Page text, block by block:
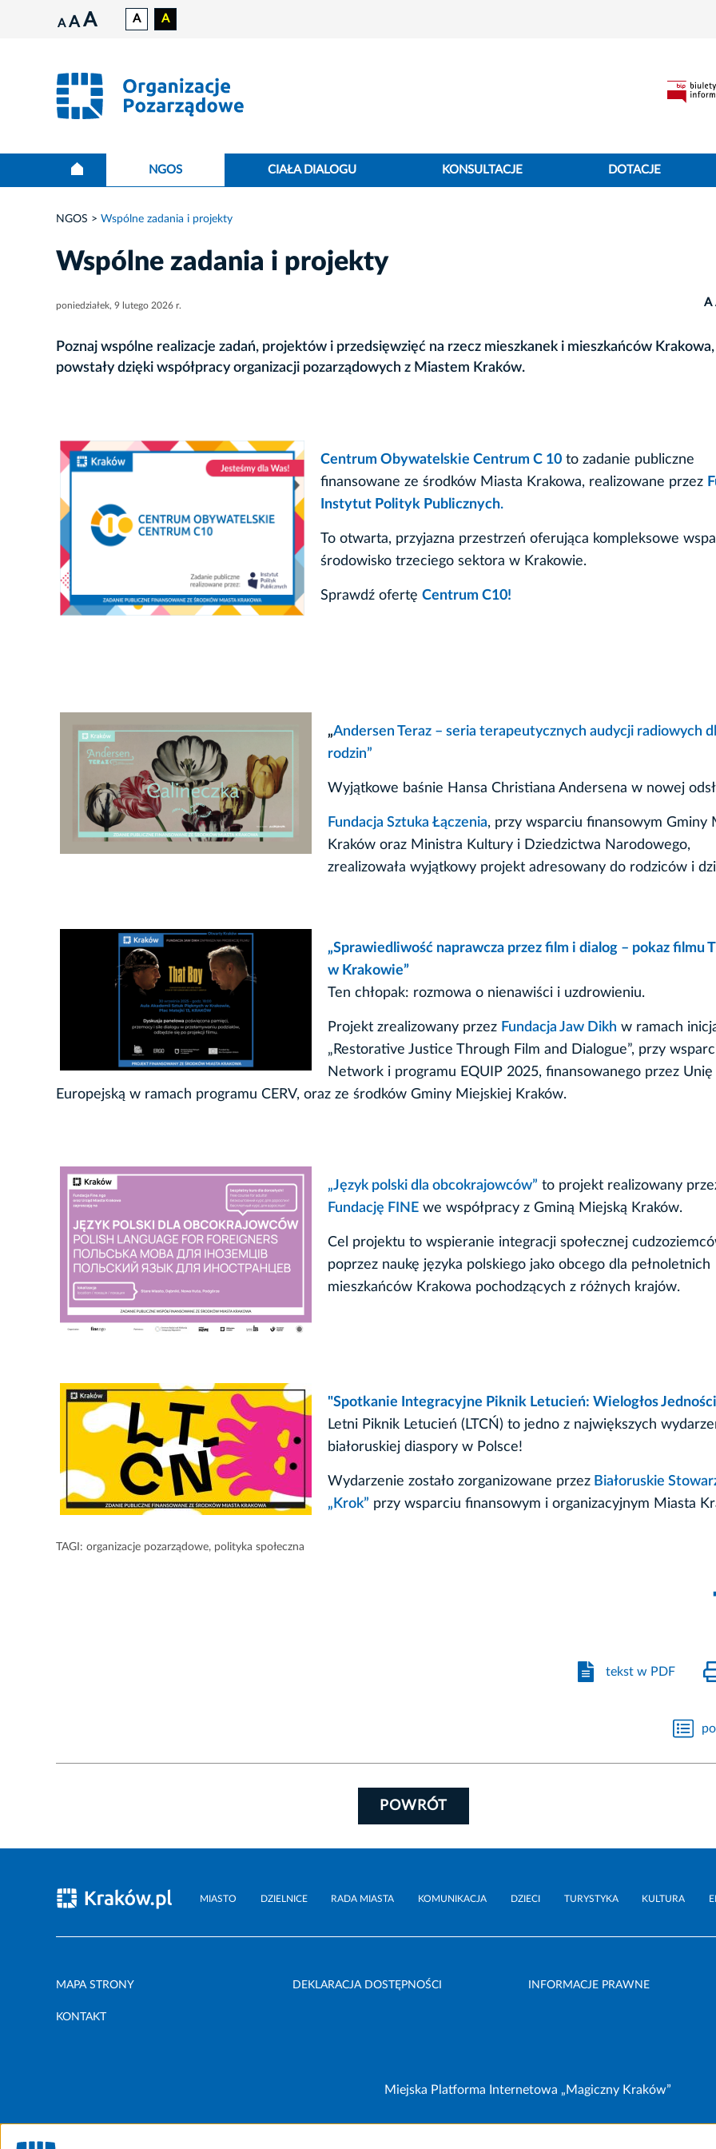
A A A A A
NGOS CIAŁA DIALOGU KONSULTACJE DOTACJE
NGOS Wspólne zadania i projekty
Wspólne zadania i projekty
poniedziałek, 9 lutego 2026 r. A
Poznaj wspólne realizacje zadań, projektów i przedsięwzięć na rzecz mieszkanek i mieszkańców
powstały dzięki współpracy organizacji pozarządowych z Miastem Kraków.
Centrum Obywatelskie Centrum C 10 to zadanie publiczne
finansowane ze środków Miasta Krakowa, realizowane przez
Instytut Polityk Publicznych.
To otwarta, przyjazna przestrzeń oferująca kompleksowe
środowisko trzeciego sektora w Krakowie.
Sprawdź ofertę Centrum C10!
„Andersen Teraz – seria terapeutycznych audycji radiowych
rodzin”
Wyjątkowe baśnie Hansa Christiana Andersena w nowej
Fundacja Sztuka Łączenia, przy wsparciu finansowym Gminy
Kraków oraz Ministra Kultury i Dziedzictwa Narodowego,
zrealizowała wyjątkowy projekt adresowany do rodziców i
„Sprawiedliwość naprawcza przez film i dialog – pokaz filmu
w Krakowie”
Ten chłopak: rozmowa o nienawiści i uzdrowieniu.
Projekt zrealizowany przez Fundacja Jaw Dikh w ramach
„Restorative Justice Through Film and Dialogue”, przy
Network i programu EQUIP 2025, finansowanego przez Unię
Europejską w ramach programu CERV, oraz ze środków Gminy Miejskiej Kraków.
„Język polski dla obcokrajowców” to projekt realizowany
Fundację FINE we współpracy z Gminą Miejską Kraków.
Cel projektu to wspieranie integracji społecznej
poprzez naukę języka polskiego jako obcego dla pełnoletnich
mieszkańców Krakowa pochodzących z różnych krajów.
"Spotkanie Integracyjne Piknik Letucień: Wielogłos
Letni Piknik Letucień (LTCŃ) to jedno z największych
białoruskiej diaspory w Polsce!
Wydarzenie zostało zorganizowane przez Białoruskie
„Krok” przy wsparciu finansowym i organizacyjnym Miasta
TAGI: organizacje pozarządowe, polityka społeczna
tekst w PDF
POWRÓT
MIASTO DZIELNICE RADA MIASTA KOMUNIKACJA DZIECI TURYSTYKA KULTURA
MAPA STRONY DEKLARACJA DOSTĘPNOŚCI INFORMACJE PRAWNE
KONTAKT
Miejska Platforma Internetowa „Magiczny Kraków”